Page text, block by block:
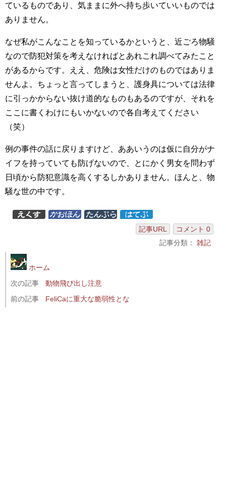
ているものであり、気ままに外へ持ち歩いていいものでは
ありません。
なぜ私がこんなことを知っているかというと、近ごろ物騒
なので防犯対策を考えなければとあれこれ調べてみたこと
があるからです。ええ、危険は女性だけのものではありま
せんよ。ちょっと言ってしまうと、護身具については法律
に引っかからない抜け道的なものもあるのですが、それを
ここに書くわけにもいかないので各自考えてください
（笑）
例の事件の話に戻りますけど、ああいうのは仮に自分がナ
イフを持っていても防げないので、とにかく男女を問わず
日頃から防犯意識を高くするしかありません。ほんと、物
騒な世の中です。
記事URL
コメント 0
記事分類： 雑記
ホーム
次の記事
動物飛び出し注意
前の記事
FeliCaに重大な脆弱性とな